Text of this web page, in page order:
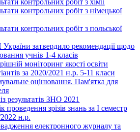
контрольних робіт з німецької
контрольних робіт з польської
затвердило рекомендації щодо
учнів 1-4 класів
моніторинг якості освіти
за 2020/2021 н.р. 5-11 класи
оцінювання. Пам'ятка для
результатів ЗНО 2021
проведення зрізів знань за І семестр
н.р.
електронного журналу та